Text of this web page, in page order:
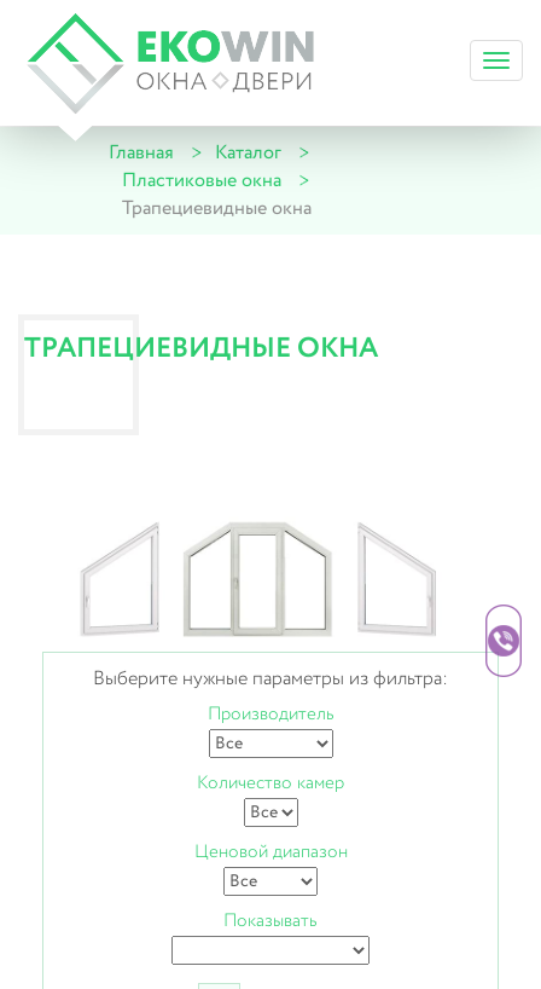
Главная
Каталог
Пластиковые окна
Трапециевидные окна
ТРАПЕЦИЕВИДНЫЕ ОКНА
Выберите нужные параметры из фильтра:
Производитель
Количество камер
Ценовой диапазон
Показывать